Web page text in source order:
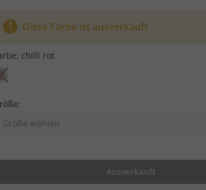
Diese Farbe ist ausverkauft
chilli rot
Größe wählen
Ausverkauft